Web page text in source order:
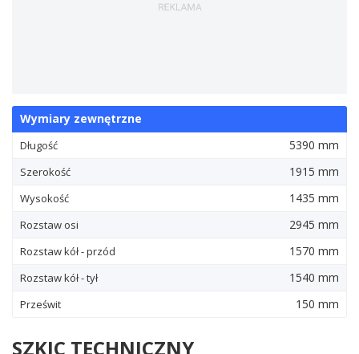
Wymiary zewnętrzne
Długość 5390 mm
Szerokość 1915 mm
Wysokość 1435 mm
Rozstaw osi 2945 mm
Rozstaw kół - przód 1570 mm
Rozstaw kół - tył 1540 mm
Prześwit 150 mm
SZKIC TECHNICZNY